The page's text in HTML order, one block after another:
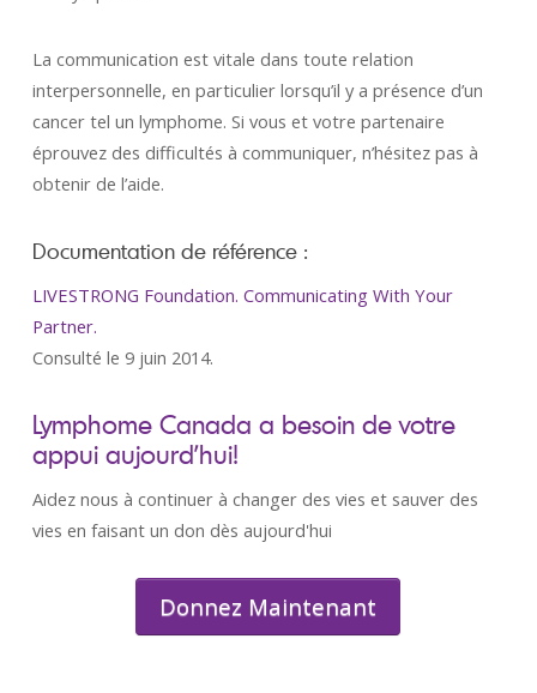
La communication est vitale dans toute relation
interpersonnelle, en particulier lorsqu’il y a présence d’un
cancer tel un lymphome. Si vous et votre partenaire
éprouvez des difficultés à communiquer, n’hésitez pas à
obtenir de l’aide.
Documentation de référence :
LIVESTRONG Foundation. Communicating With Your
Partner.
Consulté le 9 juin 2014.
Lymphome Canada a besoin de votre
appui aujourd’hui!
Aidez nous à continuer à changer des vies et sauver des
vies en faisant un don dès aujourd'hui
Donnez Maintenant